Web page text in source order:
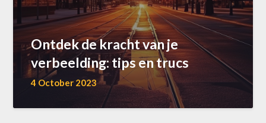
Ontdek de kracht van je
verbeelding: tips en trucs
4 October 2023